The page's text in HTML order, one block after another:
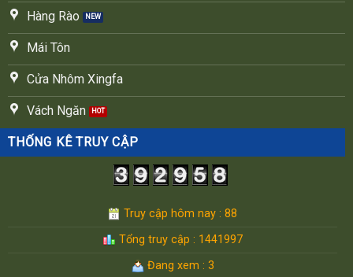
Hàng Rào
Mái Tôn
Cửa Nhôm Xingfa
Vách Ngăn
THỐNG KÊ TRUY CẬP
Truy cập hôm nay : 88
Tổng truy cập : 1441997
Đang xem : 3